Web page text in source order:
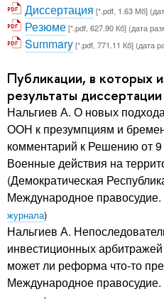
Диссертация [*.pdf, 1.63 Мб]
Резюме[*.pdf, 627.90 Кб] (дата
Summary[*.pdf, 771.11 Кб] (дата
Публикации, в которых
результаты диссертации
Нальгиев А. О новых
ООН к презумпциям и
комментарий к Решению от
Военные действия на
(Демократическая
Международное правосудие.
журнала)
Нальгиев А.
инвестиционных
может ли реформа что-то
Международное правосудие.